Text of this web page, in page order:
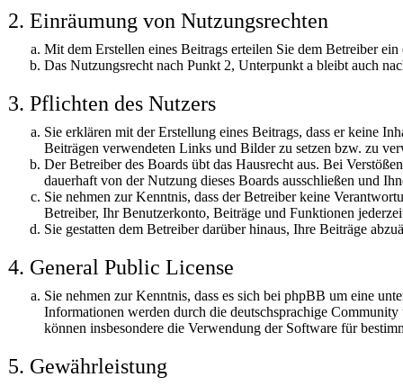
2. Einräumung von Nutzungsrechten
Mit dem Erstellen eines Beitrags erteilen Sie dem Betreiber
Das Nutzungsrecht nach Punkt 2, Unterpunkt a bleibt auch
3. Pflichten des Nutzers
Sie erklären mit der Erstellung eines Beitrags, dass er keine
Beiträgen verwendeten Links und Bilder zu setzen bzw. zu
Der Betreiber des Boards übt das Hausrecht aus. Bei
dauerhaft von der Nutzung dieses Boards ausschließen und
Sie nehmen zur Kenntnis, dass der Betreiber keine
Betreiber, Ihr Benutzerkonto, Beiträge und Funktionen
Sie gestatten dem Betreiber darüber hinaus, Ihre Beiträge
4. General Public License
Sie nehmen zur Kenntnis, dass es sich bei phpBB um eine
Informationen werden durch die deutschsprachige
können insbesondere die Verwendung der Software für
5. Gewährleistung